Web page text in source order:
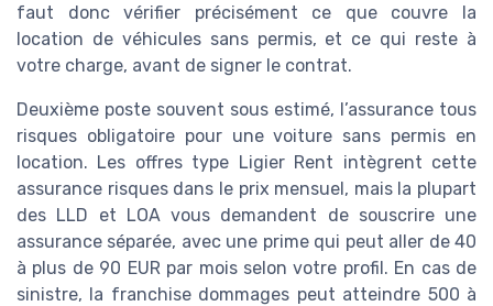
faut donc vérifier précisément ce que couvre la
location de véhicules sans permis, et ce qui reste à
votre charge, avant de signer le contrat.
Deuxième poste souvent sous estimé, l’assurance tous
risques obligatoire pour une voiture sans permis en
location. Les offres type Ligier Rent intègrent cette
assurance risques dans le prix mensuel, mais la plupart
des LLD et LOA vous demandent de souscrire une
assurance séparée, avec une prime qui peut aller de 40
à plus de 90 EUR par mois selon votre profil. En cas de
sinistre, la franchise dommages peut atteindre 500 à